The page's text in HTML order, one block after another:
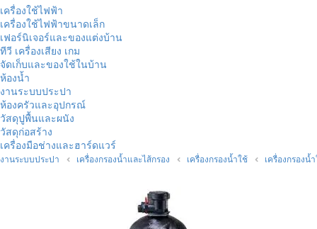
เครื่องใช้ไฟฟ้า
เครื่องใช้ไฟฟ้าขนาดเล็ก
เฟอร์นิเจอร์และของแต่งบ้าน
ทีวี เครื่องเสียง เกม
จัดเก็บและของใช้ในบ้าน
ห้องน้ำ
งานระบบประปา
ห้องครัวและอุปกรณ์
วัสดุปูพื้นและผนัง
วัสดุก่อสร้าง
เครื่องมือช่างและฮาร์ดแวร์
งานระบบประปา เครื่องกรองน้ำและไส้กรอง เครื่องกรองน้ำใช้ เครื่องกรองน้